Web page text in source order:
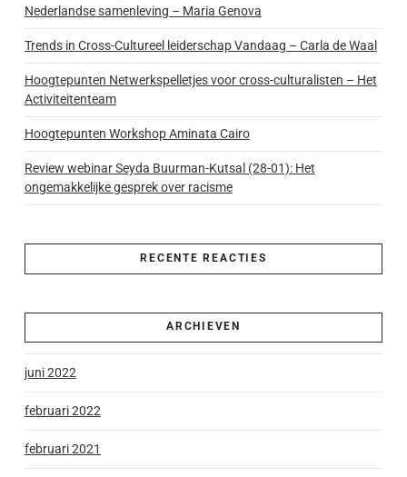
Nederlandse samenleving – Maria Genova
Trends in Cross-Cultureel leiderschap Vandaag – Carla de Waal
Hoogtepunten Netwerkspelletjes voor cross-culturalisten – Het
Activiteitenteam
Hoogtepunten Workshop Aminata Cairo
Review webinar Seyda Buurman-Kutsal (28-01): Het
ongemakkelijke gesprek over racisme
RECENTE REACTIES
ARCHIEVEN
juni 2022
februari 2022
februari 2021